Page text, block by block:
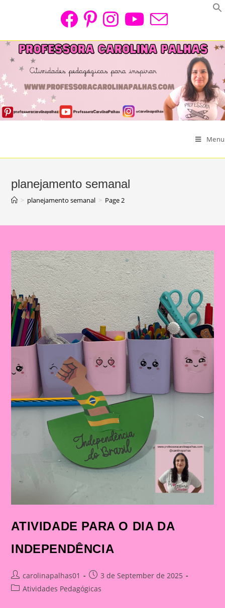
Menu
planejamento semanal
> planejamento semanal > Page 2
ATIVIDADE PARA O DIA DA
INDEPENDÊNCIA
Post
author:
carolinapalhas01
Post
published:
3 de September de 2025
PostAtividades Pedagógicas